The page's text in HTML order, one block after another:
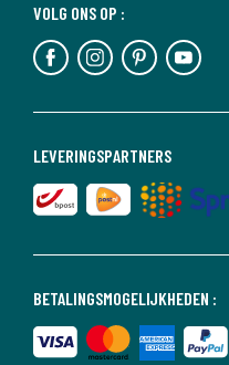
BETALINGSMOGELIJKHEDEN :
LEVERINGSPARTNERS
VOLG ONS OP :